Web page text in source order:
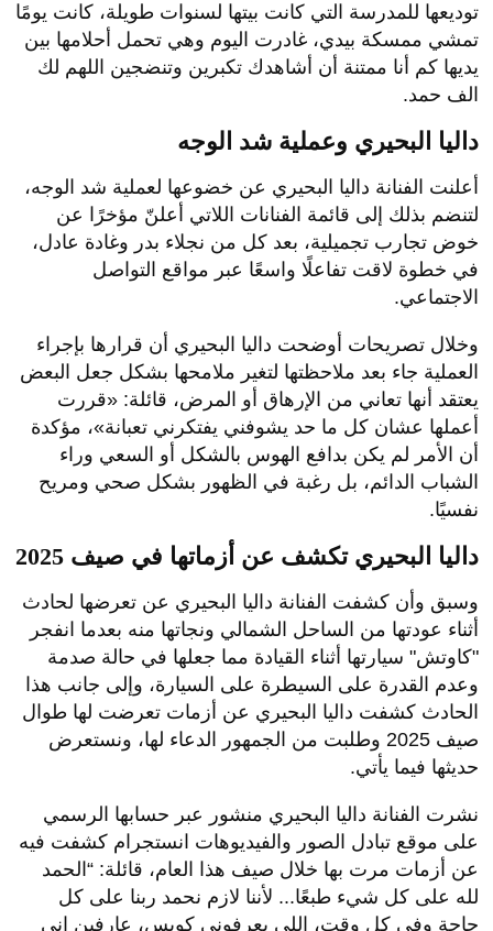
توديعها للمدرسة التي كانت بيتها لسنوات طويلة، كانت يومًا
تمشي ممسكة بيدي، غادرت اليوم وهي تحمل أحلامها بين
يديها كم أنا ممتنة أن أشاهدك تكبرين وتنضجين اللهم لك
الف حمد.
داليا البحيري وعملية شد الوجه
أعلنت الفنانة داليا البحيري عن خضوعها لعملية شد الوجه،
لتنضم بذلك إلى قائمة الفنانات اللاتي أعلنّ مؤخرًا عن
خوض تجارب تجميلية، بعد كل من نجلاء بدر وغادة عادل،
في خطوة لاقت تفاعلًا واسعًا عبر مواقع التواصل
الاجتماعي.
وخلال تصريحات أوضحت داليا البحيري أن قرارها بإجراء
العملية جاء بعد ملاحظتها لتغير ملامحها بشكل جعل البعض
يعتقد أنها تعاني من الإرهاق أو المرض، قائلة: «قررت
أعملها عشان كل ما حد يشوفني يفتكرني تعبانة»، مؤكدة
أن الأمر لم يكن بدافع الهوس بالشكل أو السعي وراء
الشباب الدائم، بل رغبة في الظهور بشكل صحي ومريح
نفسيًا.
داليا البحيري تكشف عن أزماتها في صيف 2025
وسبق وأن كشفت الفنانة داليا البحيري عن تعرضها لحادث
أثناء عودتها من الساحل الشمالي ونجاتها منه بعدما انفجر
"كاوتش" سيارتها أثناء القيادة مما جعلها في حالة صدمة
وعدم القدرة على السيطرة على السيارة، وإلى جانب هذا
الحادث كشفت داليا البحيري عن أزمات تعرضت لها طوال
صيف 2025 وطلبت من الجمهور الدعاء لها، ونستعرض
حديثها فيما يأتي.
نشرت الفنانة داليا البحيري منشور عبر حسابها الرسمي
على موقع تبادل الصور والفيديوهات انستجرام كشفت فيه
عن أزمات مرت بها خلال صيف هذا العام، قائلة: “الحمد
لله على كل شيء طبعًا... لأننا لازم نحمد ربنا على كل
حاجة وفي كل وقت، اللي يعرفوني كويس، عارفين إني